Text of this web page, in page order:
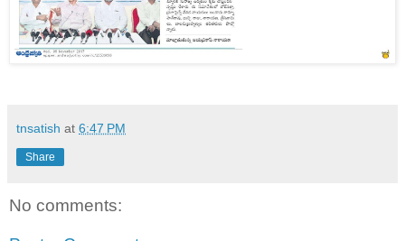
tnsatish at 6:47 PM
Share
No comments: